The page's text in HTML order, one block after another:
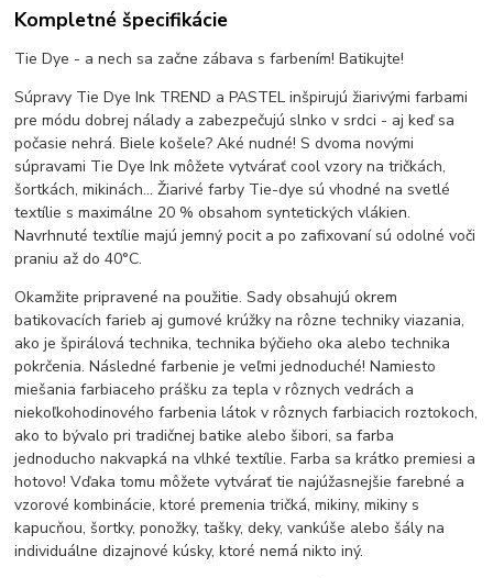
Kompletné špecifikácie
Tie Dye - a nech sa začne zábava s farbením! Batikujte!
Súpravy Tie Dye Ink TREND a PASTEL inšpirujú žiarivými farbami
pre módu dobrej nálady a zabezpečujú slnko v srdci - aj keď sa
počasie nehrá. Biele košele? Aké nudné! S dvoma novými
súpravami Tie Dye Ink môžete vytvárať cool vzory na tričkách,
šortkách, mikinách... Žiarivé farby Tie-dye sú vhodné na svetlé
textílie s maximálne 20 % obsahom syntetických vlákien.
Navrhnuté textílie majú jemný pocit a po zafixovaní sú odolné voči
praniu až do 40°C.
Okamžite pripravené na použitie. Sady obsahujú okrem
batikovacích farieb aj gumové krúžky na rôzne techniky viazania,
ako je špirálová technika, technika býčieho oka alebo technika
pokrčenia. Následné farbenie je veľmi jednoduché! Namiesto
miešania farbiaceho prášku za tepla v rôznych vedrách a
niekoľkohodinového farbenia látok v rôznych farbiacich roztokoch,
ako to bývalo pri tradičnej batike alebo šibori, sa farba
jednoducho nakvapká na vlhké textílie. Farba sa krátko premiesi a
hotovo! Vďaka tomu môžete vytvárať tie najúžasnejšie farebné a
vzorové kombinácie, ktoré premenia tričká, mikiny, mikiny s
kapucňou, šortky, ponožky, tašky, deky, vankúše alebo šály na
individuálne dizajnové kúsky, ktoré nemá nikto iný.